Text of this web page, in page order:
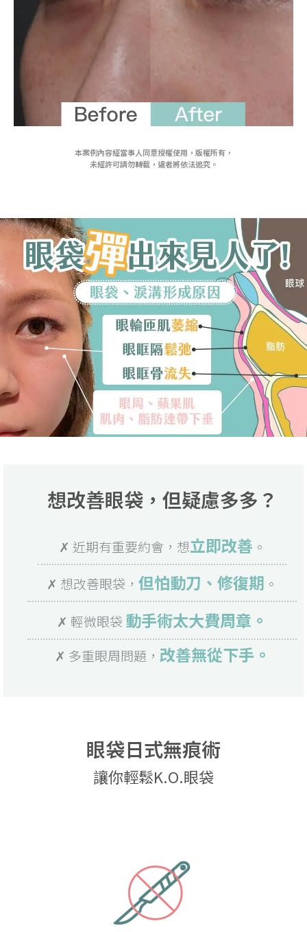
本案例內容經當事人同意授權使用，版權所有，
未經許可請勿轉載，違者將依法追究。
想改善眼袋，但疑慮多多？
✗ 近期有重要約會，想立即改善 。
✗ 想改善眼袋， 但怕動刀、修復期 。
✗ 輕微眼袋 動手術太大費周章。
✗ 多重眼周問題， 改善無從下手。
眼袋日式無痕術
讓你輕鬆K.O.眼袋